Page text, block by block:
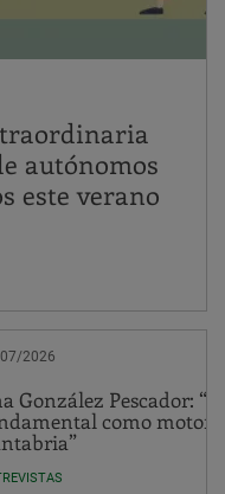
autónomos
este verano
2026
González Pescador: “el
como motor